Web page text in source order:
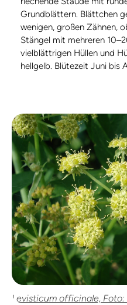
Grundblättern. Blättchen
wenigen, großen Zähnen,
Stängel mit mehreren
vielblättrigen Hüllen und
hellgelb. Blütezeit Juni bis
Levisticum officinale,